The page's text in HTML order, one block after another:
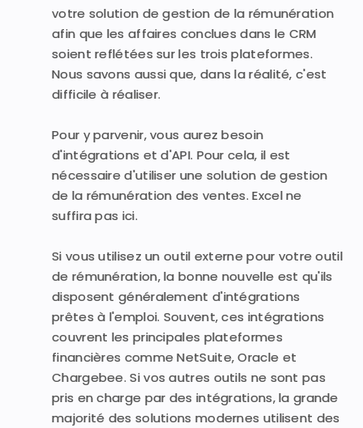
votre solution de gestion de la rémunération
afin que les affaires conclues dans le CRM
soient reflétées sur les trois plateformes.
Nous savons aussi que, dans la réalité, c'est
difficile à réaliser.
Pour y parvenir, vous aurez besoin
d'intégrations et d'API. Pour cela, il est
nécessaire d'utiliser une solution de gestion
de la rémunération des ventes. Excel ne
suffira pas ici.
Si vous utilisez un outil externe pour votre outil
de rémunération, la bonne nouvelle est qu'ils
disposent généralement d'intégrations
prêtes à l'emploi. Souvent, ces intégrations
couvrent les principales plateformes
financières comme NetSuite, Oracle et
Chargebee. Si vos autres outils ne sont pas
pris en charge par des intégrations, la grande
majorité des solutions modernes utilisent des